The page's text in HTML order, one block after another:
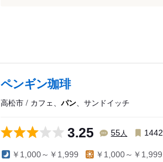
ペンギン珈琲
高松市 / カフェ、 パン、サンドイッチ
3.25 55人 1442
￥1,000～￥1,999 ￥1,000～￥1,999